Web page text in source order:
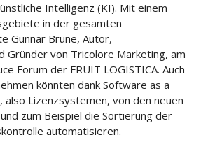
Intelligenz (KI). Mit einem
in der gesamten
Gunnar Brune, Autor,
Gründer von Tricolore Marketing, am
Forum der FRUIT LOGISTICA. Auch
könnten dank Software as a
also Lizenzsystemen, von den neuen
zum Beispiel die Sortierung der
automatisieren.